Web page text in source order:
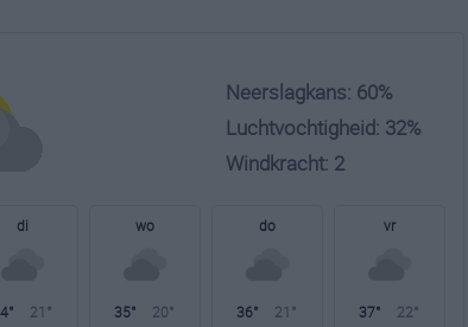
Neerslagkans: 60%
Luchtvochtigheid: 32%
Windkracht: 2
di
21°
wo
35° 20°
do
36° 21°
vr
37° 22°